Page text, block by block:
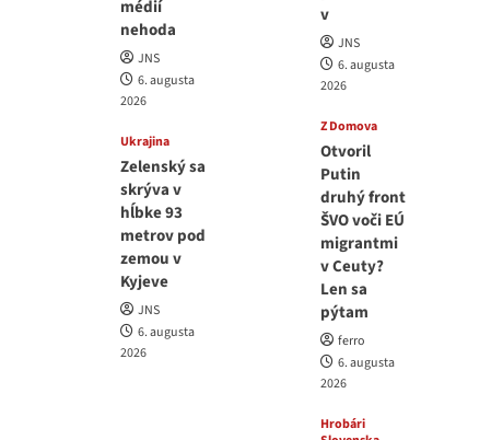
médií
nehoda
JNS
6. augusta
2026
Ukrajina
Zelenský sa
skrýva v
hĺbke 93
metrov pod
zemou v
Kyjeve
JNS
6. augusta
2026
v
JNS
6. augusta
2026
Z Domova
Otvoril
Putin
druhý front
ŠVO voči EÚ
migrantmi
v Ceuty?
Len sa
pýtam
ferro
6. augusta
2026
Hrobári